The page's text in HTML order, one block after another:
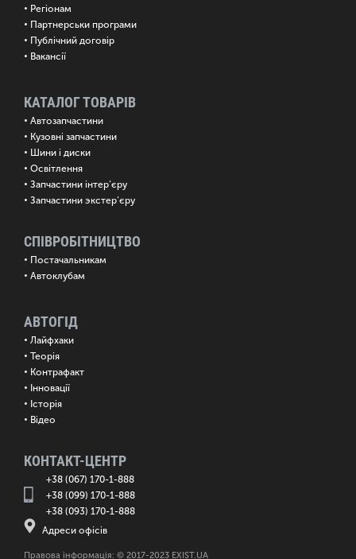
• Регіонам
• Партнерськи програми
• Публічний договір
• Вакансії
КАТАЛОГ ТОВАРІВ
• Автозапчастини
• Кузовні запчастини
• Шини і диски
• Освітлення
• Запчастини інтер’єру
• Запчастини экстер’єру
СПІВРОБІТНИЦТВО
• Постачальникам
• Автоклубам
АВТОГІД
• Лайфхаки
• Теорія
• Контрафакт
• Інновації
• Історія
• Відео
КОНТАКТ-ЦЕНТР
+38 (067) 170-1-888
+38 (099) 170-1-888
+38 (093) 170-1-888
Адреси офісів
Правова інформація: © 2017-2023 EXIST.UA